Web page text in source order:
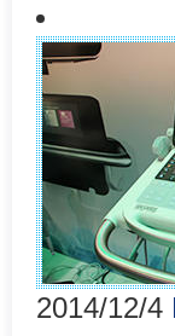
2014/12/4